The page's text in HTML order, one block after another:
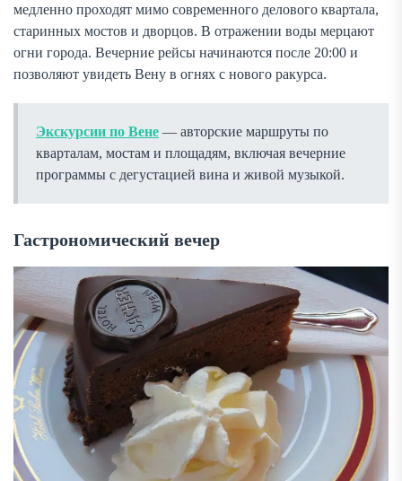
медленно проходят мимо современного делового квартала,
старинных мостов и дворцов. В отражении воды мерцают
огни города. Вечерние рейсы начинаются после 20:00 и
позволяют увидеть Вену в огнях с нового ракурса.
Экскурсии по Вене — авторские маршруты по
кварталам, мостам и площадям, включая вечерние
программы с дегустацией вина и живой музыкой.
Гастрономический вечер